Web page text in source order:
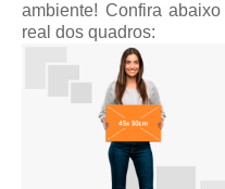
ambiente! Confira
real dos quadros: